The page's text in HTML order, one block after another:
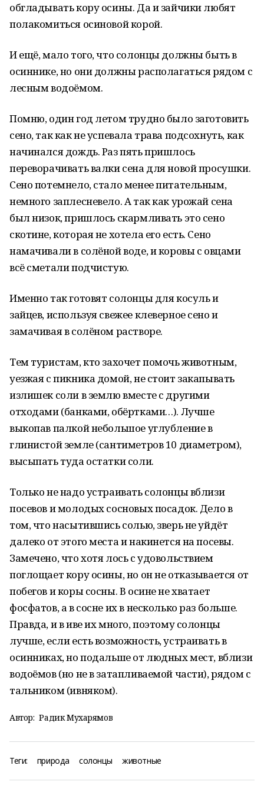
обгладывать кору осины. Да и зайчики любят
полакомиться осиновой корой.
И ещё, мало того, что солонцы должны быть в
осиннике, но они должны располагаться рядом с
лесным водоёмом.
Помню, один год летом трудно было заготовить
сено, так как не успевала трава подсохнуть, как
начинался дождь. Раз пять пришлось
переворачивать валки сена для новой просушки.
Сено потемнело, стало менее питательным,
немного заплесневело. А так как урожай сена
был низок, пришлось скармливать это сено
скотине, которая не хотела его есть. Сено
намачивали в солёной воде, и коровы с овцами
всё сметали подчистую.
Именно так готовят солонцы для косуль и
зайцев, используя свежее клеверное сено и
замачивая в солёном растворе.
Тем туристам, кто захочет помочь животным,
уезжая с пикника домой, не стоит закапывать
излишек соли в землю вместе с другими
отходами (банками, обёртками…). Лучше
выкопав палкой небольшое углубление в
глинистой земле (сантиметров 10 диаметром),
высыпать туда остатки соли.
Только не надо устраивать солонцы вблизи
посевов и молодых сосновых посадок. Дело в
том, что насытившись солью, зверь не уйдёт
далеко от этого места и накинется на посевы.
Замечено, что хотя лось с удовольствием
поглощает кору осины, но он не отказывается от
побегов и коры сосны. В осине не хватает
фосфатов, а в сосне их в несколько раз больше.
Правда, и в иве их много, поэтому солонцы
лучше, если есть возможность, устраивать в
осинниках, но подальше от людных мест, вблизи
водоёмов (но не в затапливаемой части), рядом с
тальником (ивняком).
Автор: Радик Мухарямов
Теги: природа солонцы животные